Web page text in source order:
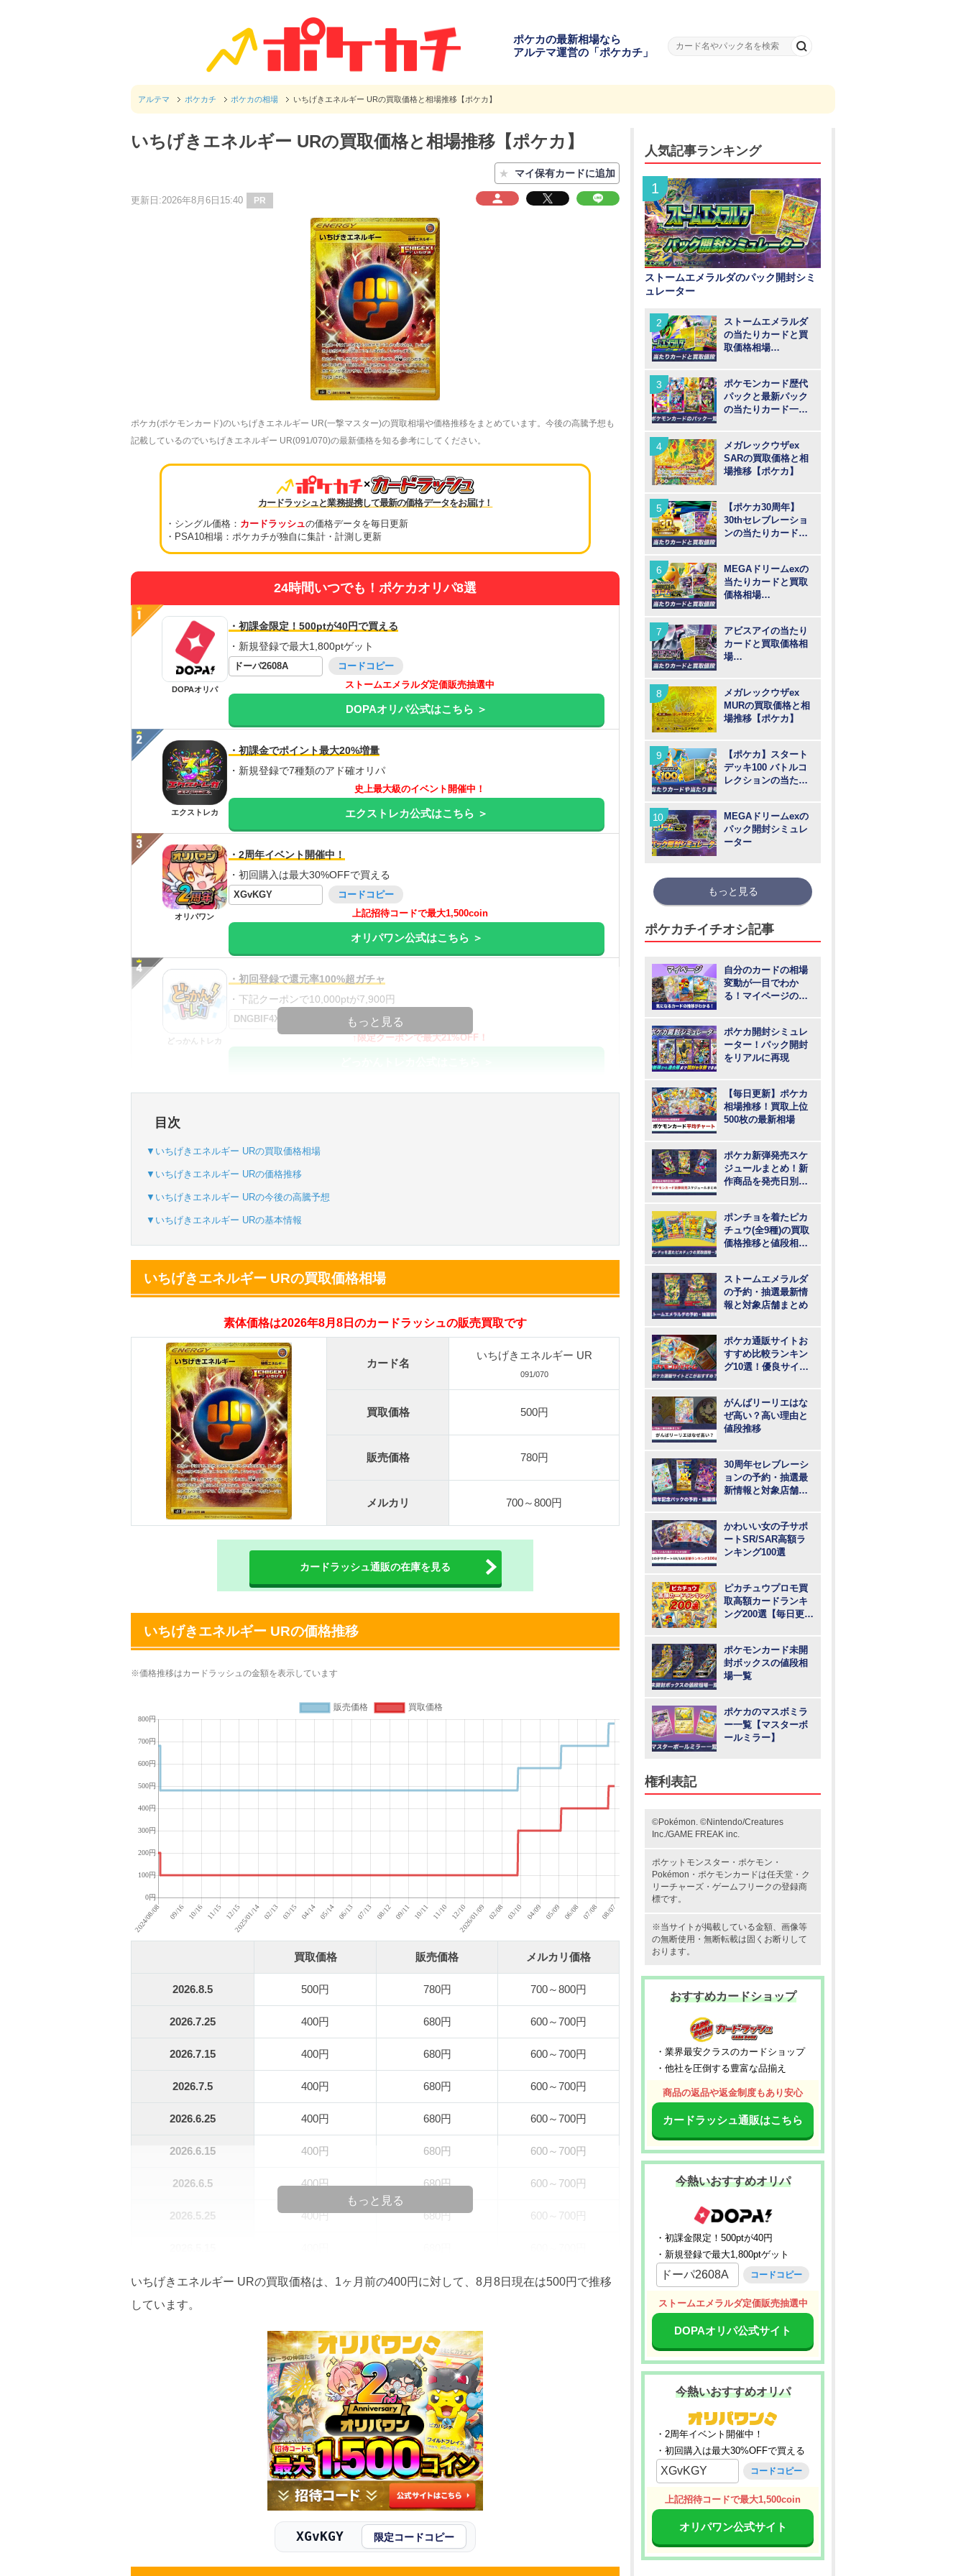
ポケカの最新相場なら
アルテマ運営の「ポケカチ」
アルテマ ポケカチ ポケカの相場 いちげきエネルギー URの買取価格と相場推移【ポケカ】
いちげきエネルギー URの買取価格と相場推移【ポケカ】
★ マイ保有カードに追加
更新日:2026年8月6日15:40 PR
ポケカ(ポケモンカード)のいちげきエネルギー UR(一撃マスター)の買取相場や価格推移をまとめています。今後の高騰予想も
記載しているのでいちげきエネルギー UR(091/070)の最新価格を知る参考にしてください。
×
カードラッシュと業務提携して最新の価格データをお届け！
・シングル価格： カードラッシュ の価格データを毎日更新
・PSA10相場：ポケカチが独自に集計・計測し更新
24時間いつでも！ポケカオリパ8選
DOPAオリパ
・初課金限定！500ptが40円で買える
・新規登録で最大1,800ptゲット
ドーパ2608A
コードコピー
ストームエメラルダ定価販売抽選中
DOPAオリパ公式はこちら ＞
エクストレカ
・初課金でポイント最大20%増量
・新規登録で7種類のアド確オリパ
史上最大級のイベント開催中！
エクストレカ公式はこちら ＞
オリパワン
・2周年イベント開催中！
・初回購入は最大30%OFFで買える
XGvKGY
コードコピー
上記招待コードで最大1,500coin
オリパワン公式はこちら ＞
どっかんトレカ
・初回登録で還元率100%超ガチャ
・下記クーポンで10,000ptが7,900円
DNGBIF4X
コードコピー
↑限定クーポンで最大21%OFF！
・atone・ペイディ対応！
・新規登録で6種類アド確解禁
オリくじ
・新規登録で無料100連できる！
・初回購入は500coinが50円
TVCM記念！激熱イベント開催中
TORAオリパ
・リリース1周年イベント開催中！
・新規登録で最大90%OFF
TORAオリパ公式はこちら ＞
もっと見る
目次
▼いちげきエネルギー URの買取価格相場
▼いちげきエネルギー URの価格推移
▼いちげきエネルギー URの今後の高騰予想
▼いちげきエネルギー URの基本情報
いちげきエネルギー URの買取価格相場
素体価格は2026年8月8日のカードラッシュの販売買取です
カード名
いちげきエネルギー UR
091/070
買取価格 500円
販売価格 780円
メルカリ 700～800円
カードラッシュ通販の在庫を見る
いちげきエネルギー URの価格推移
※価格推移はカードラッシュの金額を表示しています
買取価格 販売価格 メルカリ価格
2026.8.5 500円 780円 700～800円
2026.7.25 400円 680円 600～700円
2026.7.15 400円 680円 600～700円
2026.7.5 400円 680円 600～700円
2026.6.25 400円 680円 600～700円
2026.6.15 400円 680円 600～700円
2026.6.5 400円 680円 600～700円
2026.5.25 400円 680円 600～700円
2026.5.5 300円 580円 500～600円
2026.4.25
300円 580円
300円 580円
300円 580円
300円 580円
100円 480円
100円 480円
100円 480円
もっと見る
いちげきエネルギー URの買取価格は、1ヶ月前の400円に対して、8月8日現在は500円で推移
しています。
XGvKGY 限定コードコピー
人気記事ランキング
ストームエメラルダのパック開封シミ
ュレーター
ストームエメラルダ
の当たりカードと買
取価格相場
ポケモンカード歴代
パックと最新パック
の当たりカード一覧
メガレックウザex
SARの買取価格と相
場推移【ポケカ】
【ポケカ30周年】
30thセレブレーショ
ンの当たりカードと
MEGAドリームexの
当たりカードと買取
価格相場
アビスアイの当たり
カードと買取価格相
場
メガレックウザex
MURの買取価格と相
場推移【ポケカ】
【ポケカ】スタート
デッキ100 バトルコ
レクションの当たり
MEGAドリームexの
パック開封シミュレ
ーター
もっと見る
ポケカチイチオシ記事
自分のカードの相場
変動が一目でわか
る！マイページの登
ポケカ開封シミュレ
ーター！パック開封
をリアルに再現
【毎日更新】ポケカ
相場推移！買取上位
500枚の最新相場
ポケカ新弾発売スケ
ジュールまとめ！新
作商品を発売日別に
ポンチョを着たピカ
チュウ(全9種)の買取
価格推移と値段相
ストームエメラルダ
の予約・抽選最新情
報と対象店舗まとめ
ポケカ通販サイトお
すすめ比較ランキン
グ10選！優良サイト
がんばリーリエはな
ぜ高い？高い理由と
値段推移
30周年セレブレーシ
ョンの予約・抽選最
新情報と対象店舗ま
かわいい女の子サポ
ートSR/SAR高額ラ
ンキング100選
ピカチュウプロモ買
取高額カードランキ
ング200選【毎日更
ポケモンカード未開
封ボックスの値段相
場一覧
ポケカのマスボミラ
ー一覧【マスターボ
ールミラー】
権利表記
©Pokémon. ©Nintendo/Creatures
Inc./GAME FREAK inc.
ポケットモンスター ・ポケモン・
Pokémon・ ポケモンカードは任天堂・ ク
リーチャーズ ・ ゲームフリークの登録商
標です。
※当サイトが掲載している金額、画像等
の無断使用・無断転載は固くお断りして
おります。
おすすめカードショップ
・業界最安クラスのカードショップ
・他社を圧倒する豊富な品揃え
商品の返品や返金制度もあり安心
カードラッシュ通販はこちら
今熱いおすすめオリパ
・初課金限定！500ptが40円
・新規登録で最大1,800ptゲット
ドーパ2608A コードコピー
ストームエメラルダ定価販売抽選中
DOPAオリパ公式サイト
今熱いおすすめオリパ
・2周年イベント開催中！
・初回購入は最大30%OFFで買える
XGvKGY コードコピー
上記招待コードで最大1,500coin
オリパワン公式サイト